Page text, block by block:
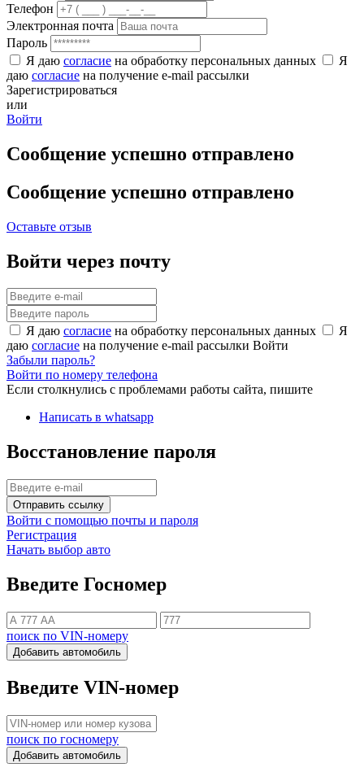
Телефон
Электронная почта
Пароль
Я даю согласие на обработку персональных данных
Я
даю согласие на получение e-mail рассылки
Зарегистрироваться
или
Войти
Сообщение успешно отправлено
Сообщение успешно отправлено
Оставьте отзыв
Войти через почту
Я даю согласие на обработку персональных данных
Я
даю согласие на получение e-mail рассылки Войти
Забыли пароль?
Войти по номеру телефона
Если столкнулись с проблемами работы сайта, пишите
Написать в whatsapp
Восстановление пароля
Отправить ссылку
Войти с помощью почты и пароля
Регистрация
Начать выбор авто
Введите Госномер
поиск по VIN-номеру
Добавить автомобиль
Введите VIN-номер
поиск по госномеру
Добавить автомобиль